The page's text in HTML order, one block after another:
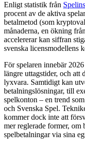
Enligt statistik från
procent av de aktiva
betalmetod (som
månaderna, en ökning
accelererar kan siffran
svenska licensmodellens
För spelaren innebär
längre uttagstider, och att
lyxvara. Samtidigt kan
betalningslösningar, till
spelkonton – en trend
och Svenska Spel.
kommer dock inte att
mer reglerade former, om
spelbetalningar via sina